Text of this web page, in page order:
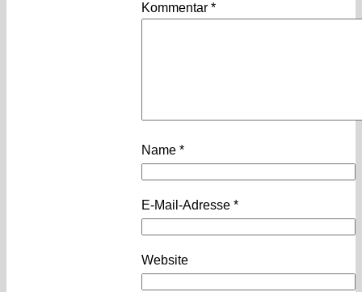
Kommentar *
Name *
E-Mail-Adresse *
Website